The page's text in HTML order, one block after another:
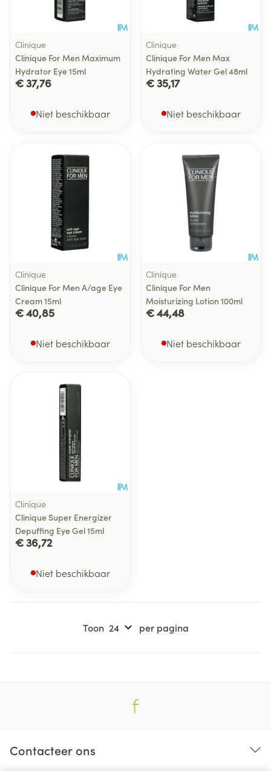
Clinique
Clinique For Men Maximum
Hydrator Eye 15ml
€ 37,76
Niet beschikbaar
Clinique
Clinique For Men Max
Hydrating Water Gel 48ml
€ 35,17
Niet beschikbaar
Clinique
Clinique For Men A/age Eye
Cream 15ml
€ 40,85
Niet beschikbaar
Clinique
Clinique For Men
Moisturizing Lotion 100ml
€ 44,48
Niet beschikbaar
Clinique
Clinique Super Energizer
Depuffing Eye Gel 15ml
€ 36,72
Niet beschikbaar
Toon per pagina
Contacteer ons